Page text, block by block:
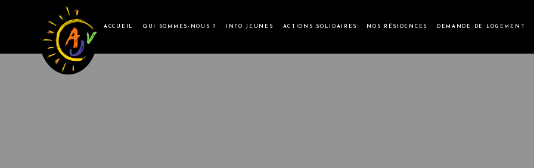
ACCUEIL QUI SOMMES-NOUS ? INFO JEUNES ACTIONS SOLIDAIRES NOS RÉSIDENCES DEMANDE DE LOGEMENT